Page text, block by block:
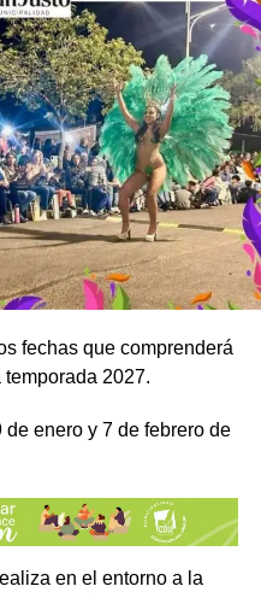
fechas que comprenderá
temporada 2027.
enero y 7 de febrero de
en el entorno a la